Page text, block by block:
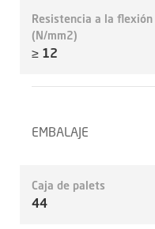
Resistencia a la flexión
(N/mm2)
≥ 12
EMBALAJE
Caja de palets
44